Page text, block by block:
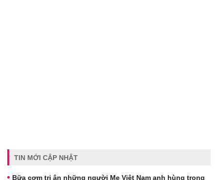
TIN MỚI CẬP NHẬT
Bữa cơm tri ân những người Mẹ Việt Nam anh hùng trong